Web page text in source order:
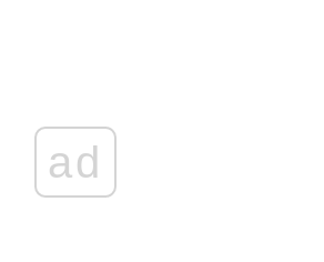
ad